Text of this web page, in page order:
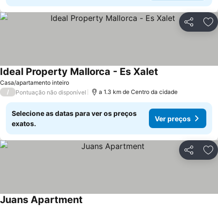
Partilhar
Casa/apartamento inteiro
Ideal Property Mallorca - Es Xalet
/ Pontuação não disponível a 1.3 km de Centro da cidade
Selecione as datas para ver os preços
exatos.
Ver preços
Partilhar
Juans Apartment